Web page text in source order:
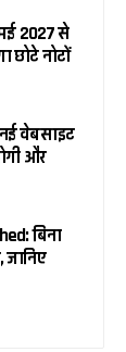
2027 से
छोटे नोटों
नई वेबसाइट
और
बिना
जानिए